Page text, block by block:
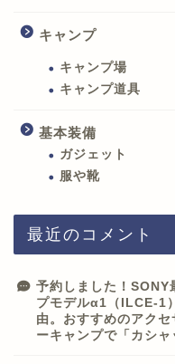
キャンプ
キャンプ場
キャンプ道具
基本装備
ガジェット
服や靴
最近のコメント
予約しました！SONY
プモデルα1（ILCE-1
由。おすすめのアク
ーキャンプで「カシャ